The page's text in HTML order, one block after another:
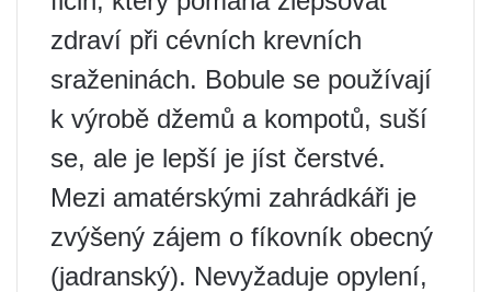
zdraví při cévních krevních
sraženinách. Bobule se používají
k výrobě džemů a kompotů, suší
se, ale je lepší je jíst čerstvé.
Mezi amatérskými zahrádkáři je
zvýšený zájem o fíkovník obecný
(jadranský). Nevyžaduje opylení,